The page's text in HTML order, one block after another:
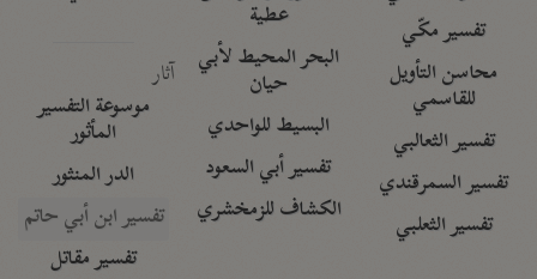
تفسير مكّي
محاسن التأويل
للقاسمي
تفسير الثعالبي
تفسير السمرقندي
تفسير الثعلبي
عطية
البحر المحيط لأبي
حيان
البسيط للواحدي
تفسير أبي السعود
الكشاف للزمخشري
آثار
موسوعة التفسير
المأثور
الدر المنثور
تفسير ابن أبي حاتم
تفسير مقاتل